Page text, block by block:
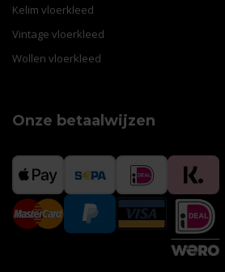
Kelim vloerkleed
Vintage vloerkleed
Wollen vloerkleed
Onze betaalwijzen